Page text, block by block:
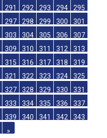
291 292 293 294
295
297 298 299 300
301
303 304 305 306
307
309 310 311 312
313
315 316 317 318
319
321 322 323 324
325
327 328 329 330
331
333 334 335 336
337
339 340 341 342
343
»